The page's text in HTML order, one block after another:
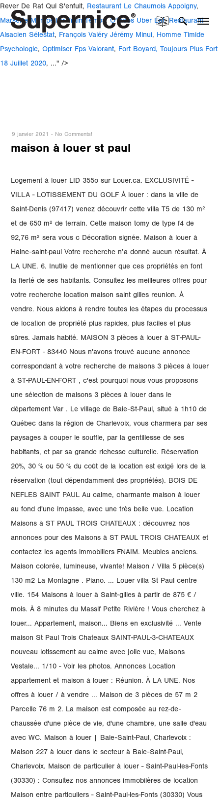
Rever De Rat Qui S'enfuit, Restaurant Le Chaumois Appoigny,
Marseille Montpellier Train Temps , O'tacos Uber Eat, Restaurant
Alsacien Sélestat, François Valéry Jérémy Minui, Homme Timide
Psychologie, Optimiser Fps Valorant, Fort Boyard, Toujours Plus Fort
18 Juillet 2020, ..." />
9 janvier 2021 - No Comments!
maison à louer st paul
Logement à louer LID 355o sur Louer.ca. EXCLUSIVITÉ -
VILLA - LOTISSEMENT DU GOLF À louer : dans la ville de
Saint-Denis (97417) venez découvrir cette villa T5 de 130 m²
et de 650 m² de terrain. Cette maison tomy de type f4 de
92,76 m² sera vous c Décoration signée. Maison à louer à
Haine-saint-paul Votre recherche n’a donné aucun résultat. À
LA UNE. 6. Inutile de mentionner que ces propriétés en font
la fierté de ses habitants. Consultez les meilleures offres pour
votre recherche location maison saint gilles reunion. À
vendre. Nous aidons à rendre toutes les étapes du processus
de location de propriété plus rapides, plus faciles et plus
sûres. Jamais habité. MAISON 3 pièces à louer à ST-PAUL-
EN-FORT - 83440 Nous n'avons trouvé aucune annonce
correspondant à votre recherche de maisons 3 pièces à louer
à ST-PAUL-EN-FORT , c'est pourquoi nous vous proposons
une sélection de maisons 3 pièces à louer dans le
département Var . Le village de Baie-St-Paul, situé à 1h10 de
Québec dans la région de Charlevoix, vous charmera par ses
paysages à couper le souffle, par la gentillesse de ses
habitants, et par sa grande richesse culturelle. Réservation
20%, 30 % ou 50 % du coût de la location est exigé lors de la
réservation (tout dépendamment des propriétés). BOIS DE
NEFLES SAINT PAUL Au calme, charmante maison à louer
au fond d'une impasse, avec une très belle vue. Location
Maisons à ST PAUL TROIS CHATEAUX : découvrez nos
annonces pour des Maisons à ST PAUL TROIS CHATEAUX et
contactez les agents immobiliers FNAIM. Meubles anciens.
Maison colorée, lumineuse, vivante! Maison / Villa 5 pièce(s)
130 m2 La Montagne . Piano. ... Louer villa St Paul centre
ville. 154 Maisons à louer à Saint-gilles à partir de 875 € /
mois. À 8 minutes du Massif Petite Rivière ! Vous cherchez à
louer... Appartement, maison... Biens en exclusivité ... Vente
maison St Paul Trois Chateaux SAINT-PAUL-3-CHATEAUX
nouveau lotissement au calme avec jolie vue, Maisons
Vestale... 1/10 - Voir les photos. Annonces Location
appartement et maison à louer : Réunion. À LA UNE. Nos
offres à louer / à vendre ... Maison de 3 pièces de 57 m 2
Parcelle 76 m 2. La maison est composée au rez-de-
chaussée d'une pièce de vie, d'une chambre, une salle d'eau
avec WC. Maison à louer | Baie-Saint-Paul, Charlevoix :
Maison 227 à louer dans le secteur à Baie-Saint-Paul,
Charlevoix. Maison de particulier à louer - Saint-Paul-les-Fonts
(30330) : Consultez nos annonces immobilères de location
Maison entre particuliers - Saint-Paul-les-Fonts (30330) Vous